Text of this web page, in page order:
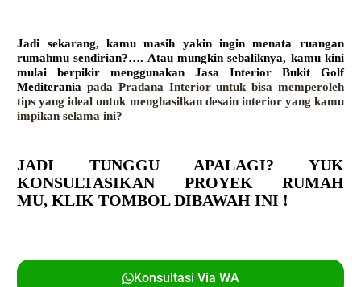
Jadi sekarang, kamu masih yakin ingin menata ruangan
rumahmu sendirian?…. Atau mungkin sebaliknya, kamu kini
mulai berpikir menggunakan Jasa Interior Bukit Golf
Mediterania pada Pradana Interior untuk bisa memperoleh
tips yang ideal untuk menghasilkan desain interior yang kamu
impikan selama ini?
JADI TUNGGU APALAGI? YUK
KONSULTASIKAN PROYEK RUMAH
MU,KLIK TOMBOL DIBAWAH INI !
Konsultasi Via WA